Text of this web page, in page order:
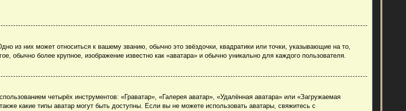
из них может относиться к вашему званию, обычно это звёздочки, квадратики или точки, указывающие на то,
обычно более крупное, изображение известно как «аватара» и обычно уникально для каждого пользователя.
четырёх инструментов: «Граватар», «Галерея аватар», «Удалённая аватара» или «Загружаемая
какие типы аватар могут быть доступны. Если вы не можете использовать аватары, свяжитесь с